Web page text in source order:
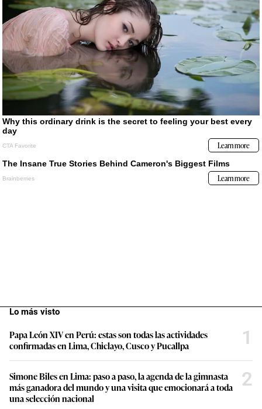
Lo más visto
Papa León XIV en Perú: estas son todas las actividades
confirmadas en Lima, Chiclayo, Cusco y Pucallpa
1
Simone Biles en Lima: paso a paso, la agenda de la gimnasta
más ganadora del mundo y una visita que emocionará a toda
una selección nacional
2